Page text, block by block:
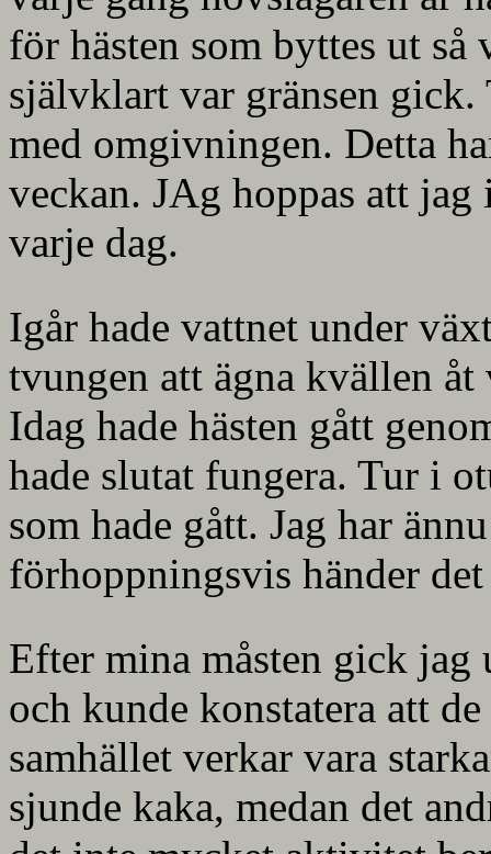
för hästen som byttes ut
självklart var gränsen
med omgivningen. Detta
veckan. JAg hoppas att jag
varje dag.
Igår hade vattnet under
tvungen att ägna kvällen
Idag hade hästen gått
hade slutat fungera. Tur i
som hade gått. Jag har
förhoppningsvis händer
Efter mina måsten gick
och kunde konstatera att
samhället verkar vara
sjunde kaka, medan det